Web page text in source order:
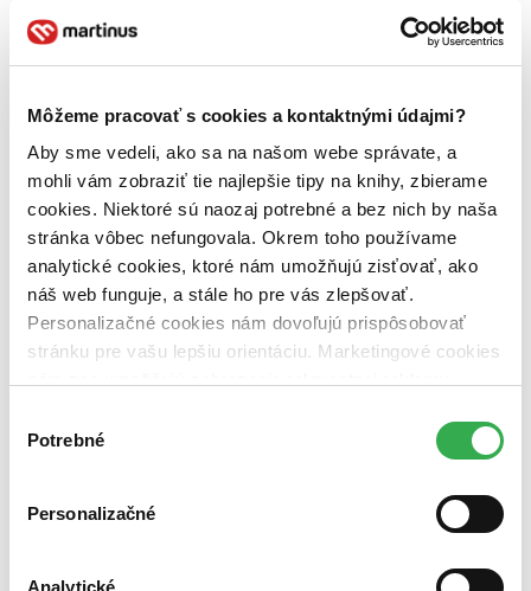
Môžeme pracovať s cookies a kontaktnými údajmi?
Aby sme vedeli, ako sa na našom webe správate, a
mohli vám zobraziť tie najlepšie tipy na knihy, zbierame
cookies. Niektoré sú naozaj potrebné a bez nich by naša
stránka vôbec nefungovala. Okrem toho používame
analytické cookies, ktoré nám umožňujú zisťovať, ako
náš web funguje, a stále ho pre vás zlepšovať.
Personalizačné cookies nám dovoľujú prispôsobovať
stránku pre vašu lepšiu orientáciu. Marketingové cookies
nám pomohlo, keby sme mohli používať všetky tieto
súhlasu
Potrebné
Personalizačné
Analytické
Téma
ľudské práva (1 titul)
Michaela Hájková (1 titul)Michaela Hájková1
Vydavateľstvo
C. H. Beck (1 titul)C. H. Beck1
Väzba
brožovaná väzba (1 titul)brožovaná väzba1
Zúžiť výber
Zoradiť
Bestsellery
Najdrahšie